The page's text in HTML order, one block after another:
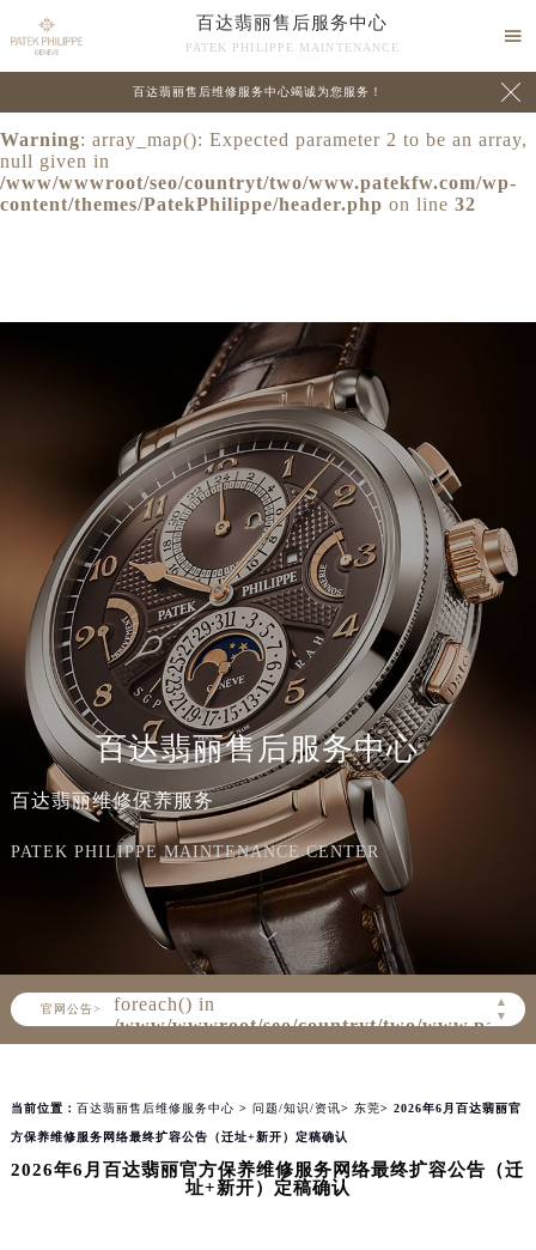
Warning
: extract() expects parameter 1 to be array, null
given in
/www/wwwroot/seo/countryt/two/www.patekfw.com/wp-
content/themes/PatekPhilippe/header.php
Warning: array_map(): Expected parameter 2 to be an array,
null given in
/www/wwwroot/seo/countryt/two/www.patekfw.com/wp-
content/themes/PatekPhilippe/header.php on line 32
百达翡丽售后服务中心
PATEK PHILIPPE MAINTENANCE

百达翡丽售后维修服务中心竭诚为您服务！ 
百达翡丽售后服务中心
百达翡丽维修保养服务
PATEK PHILIPPE MAINTENANCE CENTER
官网公告>
▲
▼
foreach() in
/www/wwwroot/seo/countryt/two/
content/themes/PatekPhilippe/header.php
当前位置： 百达翡丽售后维修服务中心 > 问题/知识/资讯> 东莞> 2026年6月百达翡丽官
方保养维修服务网络最终扩容公告（迁址+新开）定稿确认
2026年6月百达翡丽官方保养维修服务网络最终扩容公告（迁
址+新开）定稿确认